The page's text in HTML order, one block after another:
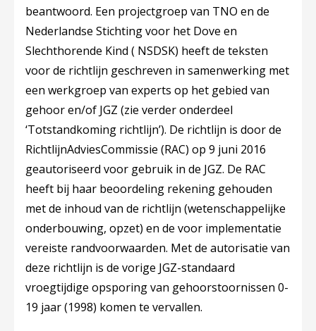
beantwoord. Een projectgroep van TNO en de
Nederlandse Stichting voor het Dove en
Slechthorende Kind ( NSDSK) heeft de teksten
voor de richtlijn geschreven in samenwerking met
een werkgroep van experts op het gebied van
gehoor en/of JGZ (zie verder onderdeel
‘Totstandkoming richtlijn’). De richtlijn is door de
RichtlijnAdviesCommissie (RAC) op 9 juni 2016
geautoriseerd voor gebruik in de JGZ. De RAC
heeft bij haar beoordeling rekening gehouden
met de inhoud van de richtlijn (wetenschappelijke
onderbouwing, opzet) en de voor implementatie
vereiste randvoorwaarden. Met de autorisatie van
deze richtlijn is de vorige JGZ-standaard
vroegtijdige opsporing van gehoorstoornissen 0-
19 jaar (1998) komen te vervallen.